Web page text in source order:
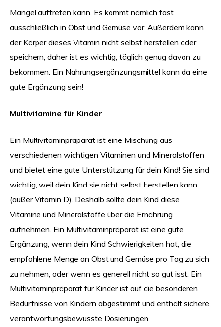
Mangel auftreten kann. Es kommt nämlich fast
ausschließlich in Obst und Gemüse vor. Außerdem kann
der Körper dieses Vitamin nicht selbst herstellen oder
speichern, daher ist es wichtig, täglich genug davon zu
bekommen. Ein Nahrungsergänzungsmittel kann da eine
gute Ergänzung sein!
Multivitamine für Kinder
Ein Multivitaminpräparat ist eine Mischung aus
verschiedenen wichtigen Vitaminen und Mineralstoffen
und bietet eine gute Unterstützung für dein Kind! Sie sind
wichtig, weil dein Kind sie nicht selbst herstellen kann
(außer Vitamin D). Deshalb sollte dein Kind diese
Vitamine und Mineralstoffe über die Ernährung
aufnehmen. Ein Multivitaminpräparat ist eine gute
Ergänzung, wenn dein Kind Schwierigkeiten hat, die
empfohlene Menge an Obst und Gemüse pro Tag zu sich
zu nehmen, oder wenn es generell nicht so gut isst. Ein
Multivitaminpräparat für Kinder ist auf die besonderen
Bedürfnisse von Kindern abgestimmt und enthält sichere,
verantwortungsbewusste Dosierungen.